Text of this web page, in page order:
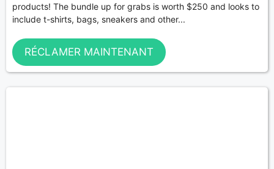
products! The bundle up for grabs is worth $250 and looks to
include t-shirts, bags, sneakers and other...
RÉCLAMER MAINTENANT